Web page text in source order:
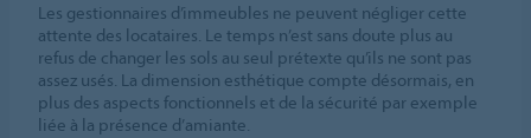
Les gestionnaires d’immeubles ne peuvent négliger cette
attente des locataires. Le temps n’est sans doute plus au
refus de changer les sols au seul prétexte qu’ils ne sont pas
assez usés. La dimension esthétique compte désormais, en
plus des aspects fonctionnels et de la sécurité par exemple
liée à la présence d’amiante.